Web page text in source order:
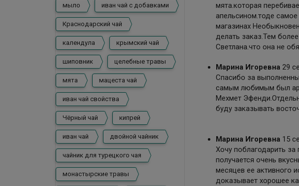
мыло иван чай с добавками
Краснодарский чай
календула крымский чай
шиповник целебные травы
мята мацеста чай
иван чай свойства
Чёрный чай кипрей
иван чай двойной чайник
чайник для турецкого чая
монастырские травы
мята.которая
апельсином.тоде самое
магазинах
делать заказ.Тем
Светлана.что она не
Марина Игоревна 29
Спасибо за
самым любимым был
Мехмет
буду заказывать
Марина Игоревна 15
Хочу поблагодарить
получается очень
месяцев ее активного
доказывает хорошее